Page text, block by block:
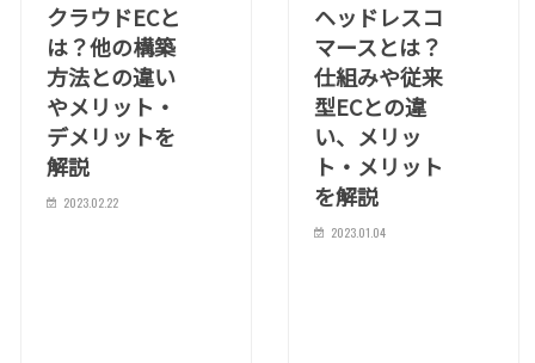
クラウドECと
は？他の構築
方法との違い
やメリット・
デメリットを
解説
2023.02.22
ヘッドレスコ
マースとは？
仕組みや従来
型ECとの違
い、メリッ
ト・メリット
を解説
2023.01.04